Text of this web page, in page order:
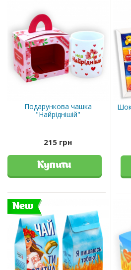
Подарункова чашка
"Найріднішій"
215 грн
Купити
New